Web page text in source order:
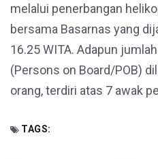
melalui penerbangan
bersama Basarnas yang
16.25 WITA. Adapun
(Persons on Board/POB)
orang, terdiri atas 7 awak
TAGS: